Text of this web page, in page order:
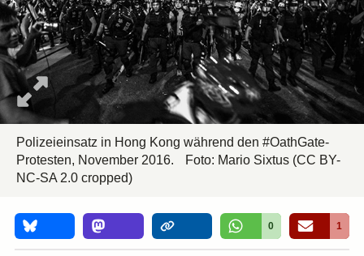
Polizeieinsatz in Hong Kong während den #OathGate-
Protesten, November 2016.
Foto: Mario Sixtus (CC BY-
NC-SA 2.0 cropped)
0 1